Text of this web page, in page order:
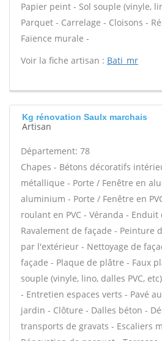
Papier peint - Sol souple (vinyle,
Parquet - Carrelage - Cloisons -
Faïence murale -
Voir la fiche artisan : Bati_mr
Kg rénovation Saulx marchais
Artisan
Département: 78
Chapes - Bétons décoratifs
métallique - Porte / Fenêtre en
aluminium - Porte / Fenêtre en
roulant en PVC - Véranda - Enduit
Ravalement de façade - Peinture
par l'extérieur - Nettoyage de
façade - Plaque de plâtre - Faux
souple (vinyle, lino, dalles PVC,
- Entretien espaces verts - Pavé
jardin - Clôture - Dalles béton -
transports de gravats - Escaliers